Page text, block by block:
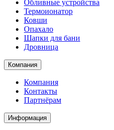
Обливные устройства
Термоионатор
Ковши
Опахало
Шапки для бани
Дровница
Компания
Компания
Контакты
Партнёрам
Информация